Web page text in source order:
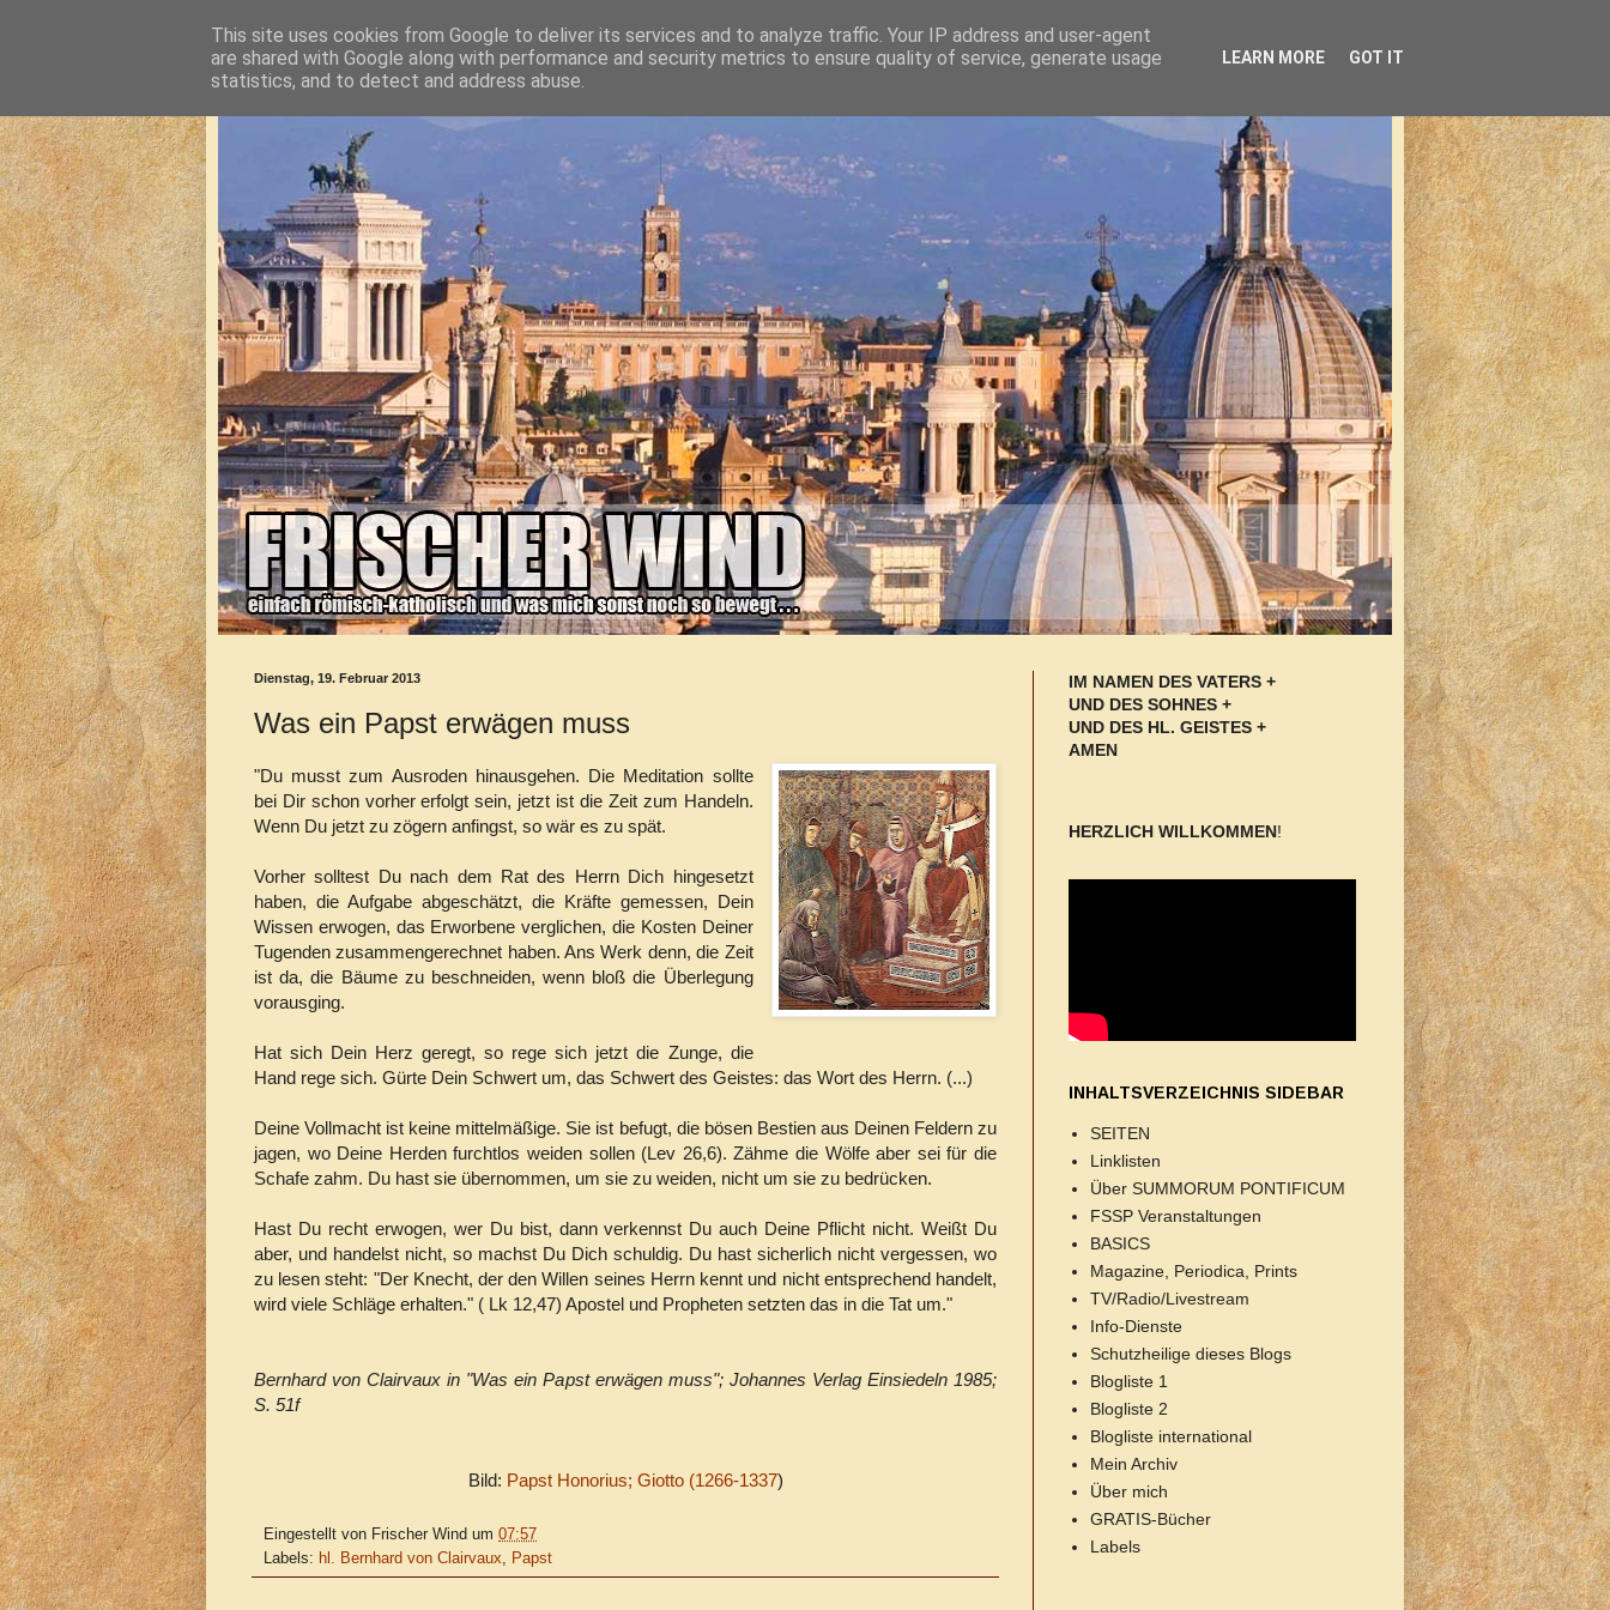
Dienstag, 19. Februar 2013
Was ein Papst erwägen muss
"Du musst zum Ausroden hinausgehen. Die Meditation sollte
bei Dir schon vorher erfolgt sein, jetzt ist die Zeit zum Handeln.
Wenn Du jetzt zu zögern anfingst, so wär es zu spät.
Vorher solltest Du nach dem Rat des Herrn Dich hingesetzt
haben, die Aufgabe abgeschätzt, die Kräfte gemessen, Dein
Wissen erwogen, das Erworbene verglichen, die Kosten Deiner
Tugenden zusammengerechnet haben. Ans Werk denn, die Zeit
ist da, die Bäume zu beschneiden, wenn bloß die Überlegung
vorausging.
Hat sich Dein Herz geregt, so rege sich jetzt die Zunge, die
Hand rege sich. Gürte Dein Schwert um, das Schwert des Geistes: das Wort des Herrn. (...)
Deine Vollmacht ist keine mittelmäßige. Sie ist befugt, die bösen Bestien aus Deinen Feldern zu
jagen, wo Deine Herden furchtlos weiden sollen (Lev 26,6). Zähme die Wölfe aber sei für die
Schafe zahm. Du hast sie übernommen, um sie zu weiden, nicht um sie zu bedrücken.
Hast Du recht erwogen, wer Du bist, dann verkennst Du auch Deine Pflicht nicht. Weißt Du
aber, und handelst nicht, so machst Du Dich schuldig. Du hast sicherlich nicht vergessen, wo
zu lesen steht: "Der Knecht, der den Willen seines Herrn kennt und nicht entsprechend handelt,
wird viele Schläge erhalten." ( Lk 12,47) Apostel und Propheten setzten das in die Tat um."
Bernhard von Clairvaux in "Was ein Papst erwägen muss"; Johannes Verlag Einsiedeln 1985;
S. 51f
Bild: Papst Honorius; Giotto (1266-1337)
Eingestellt von Frischer Wind um 07:57
Labels: hl. Bernhard von Clairvaux, Papst
IM NAMEN DES VATERS +
UND DES SOHNES +
UND DES HL. GEISTES +
AMEN
HERZLICH WILLKOMMEN!
INHALTSVERZEICHNIS SIDEBAR
SEITEN
Linklisten
Über SUMMORUM PONTIFICUM
FSSP Veranstaltungen
BASICS
Magazine, Periodica, Prints
TV/Radio/Livestream
Info-Dienste
Schutzheilige dieses Blogs
Blogliste 1
Blogliste 2
Blogliste international
Mein Archiv
Über mich
GRATIS-Bücher
Labels
This site uses cookies from Google to deliver its services and to analyze traffic. Your IP address and user-agent
are shared with Google along with performance and security metrics to ensure quality of service, generate usage
statistics, and to detect and address abuse.
LEARN MORE GOT IT